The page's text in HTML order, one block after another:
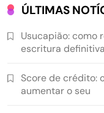
ÚLTIMAS
Usucapião: como
escritura definitiva
Score de crédito:
aumentar o seu